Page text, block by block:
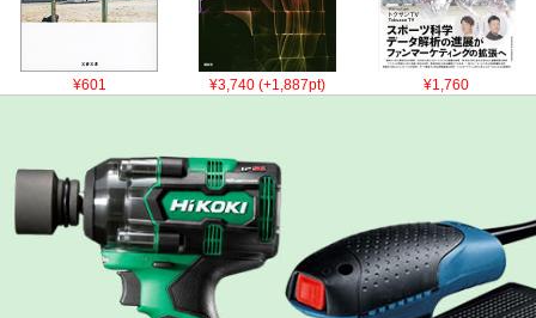
¥601 ¥3,740 (+1,887pt) ¥1,760